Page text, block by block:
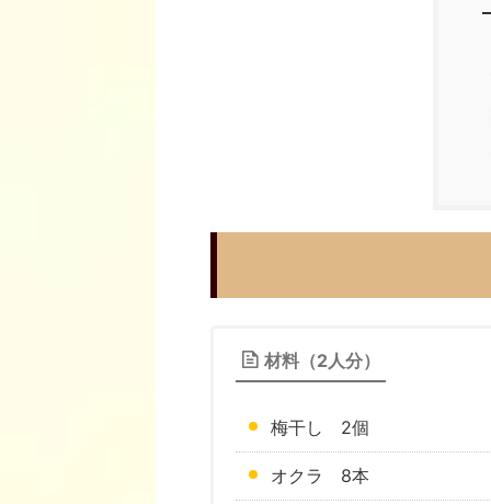
材料（2人分）
梅干し 2個
オクラ 8本